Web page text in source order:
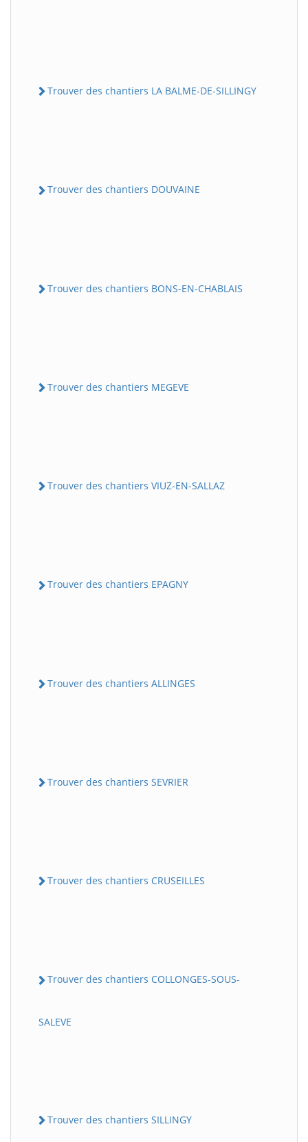
Trouver des chantiers LA BALME-DE-SILLINGY
Trouver des chantiers DOUVAINE
Trouver des chantiers BONS-EN-CHABLAIS
Trouver des chantiers MEGEVE
Trouver des chantiers VIUZ-EN-SALLAZ
Trouver des chantiers EPAGNY
Trouver des chantiers ALLINGES
Trouver des chantiers SEVRIER
Trouver des chantiers CRUSEILLES
Trouver des chantiers COLLONGES-SOUS-
SALEVE
Trouver des chantiers SILLINGY